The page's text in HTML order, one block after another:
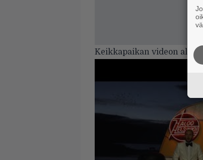
Keikkapaikan videon alla.